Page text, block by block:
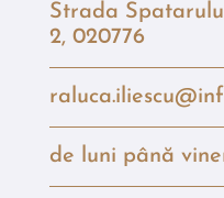
Strada
2, 020776
de luni până